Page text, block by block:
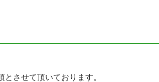
させて頂いております。